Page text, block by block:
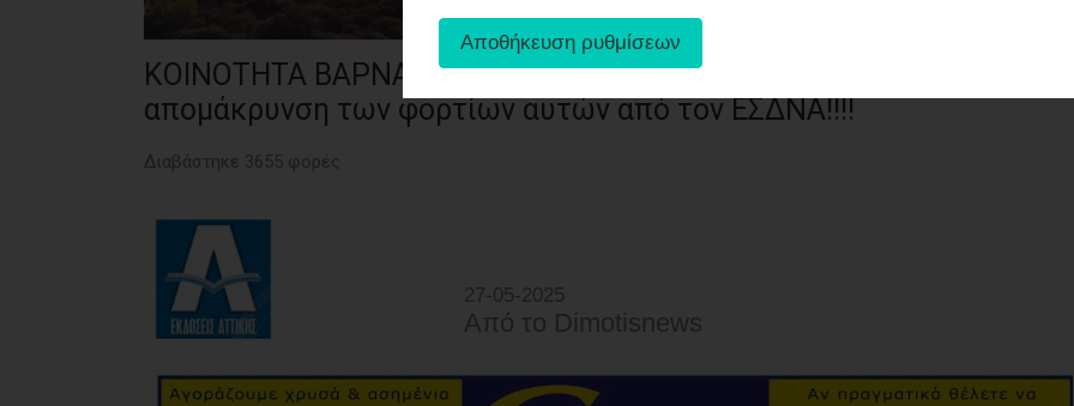
OΔΗΓΟΣ
ΑΡΘΡΩΝ
ΚΟΙΝΟΤΗΤΑ ΒΑΡΝΑΒΑ: Ο Δήμαρχος να απαιτήσει από τωρα την
απομάκρυνση των φορτίων αυτών από τον ΕΣΔΝΑ!!!!
Διαβάστηκε 3655 φορές
27-05-2025
Από τo Dimotisnews